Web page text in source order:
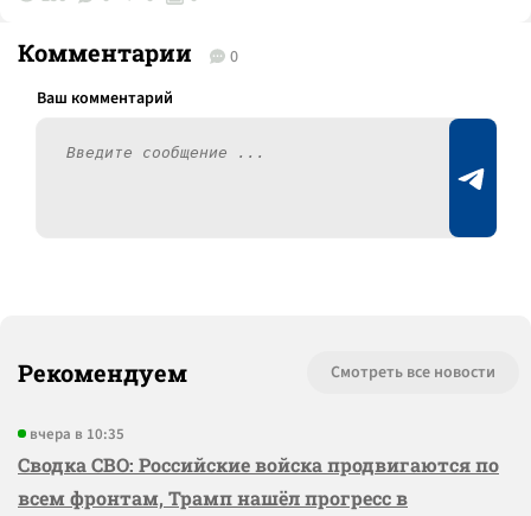
Комментарии 0
Рекомендуем Смотреть все новости
вчера в 10:35
Сводка СВО: Российские войска продвигаются по
всем фронтам, Трамп нашёл прогресс в